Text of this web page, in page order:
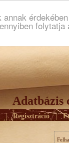
Adatbázis
| Regisztráció |